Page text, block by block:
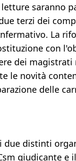
saranno
terzi dei
La
con
dei
le novità
delle
due distinti
giudicante e